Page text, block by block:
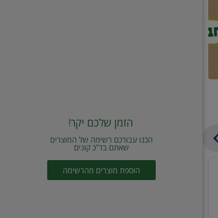
הזמן שלכם יקר!
הכנו עבורכם רשימה של המוצרים
שאתם בד"כ קונים
הוספת מוצרים מהרשימה